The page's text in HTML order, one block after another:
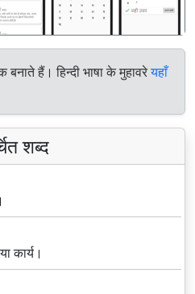
बनाते हैं। हिन्दी भाषा के मुहावरेयहाँ
शब्द
कार्य।